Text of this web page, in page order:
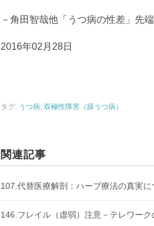
－角田智哉他「うつ病の性差」先
2016年02月28日
タグ: うつ病, 双極性障害（躁うつ病）
関連記事
107.代替医療解剖：ハーブ療法の真実に
146.フレイル（虚弱）注意－テレワーク